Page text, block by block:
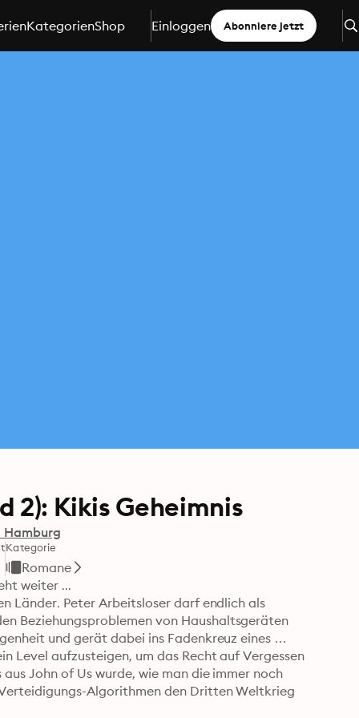
KategorienShop Einloggen Abonniere jetzt
2): Kikis Geheimnis
Hamburg
Kategorie
Romane
weiter ...
Länder. Peter Arbeitsloser darf endlich als
Beziehungsproblemen von Haushaltsgeräten
und gerät dabei ins Fadenkreuz eines
Level aufzusteigen, um das Recht auf Vergessen
John of Us wurde, wie man die immer noch
Algorithmen den Dritten Weltkrieg